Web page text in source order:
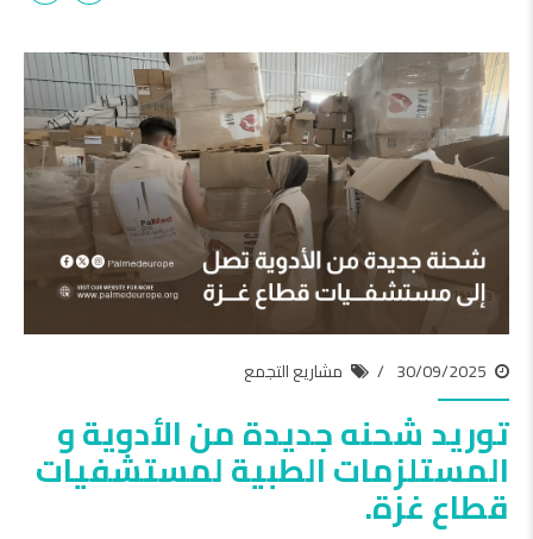
30/09/2025 مشاريع التجمع
توريد شحنه جديدة من الأدوية و
المستلزمات الطبية لمستشفيات
قطاع غزة.